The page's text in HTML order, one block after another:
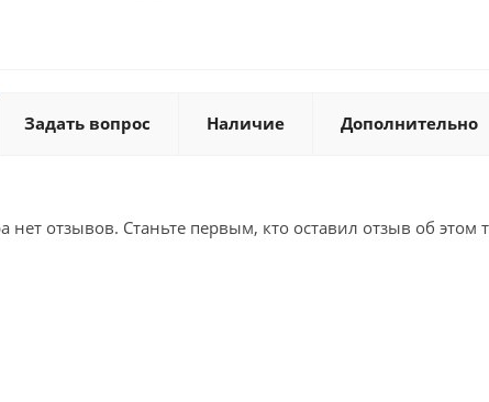
Задать вопрос Наличие Дополнительно
нет отзывов. Станьте первым, кто оставил отзыв об этом